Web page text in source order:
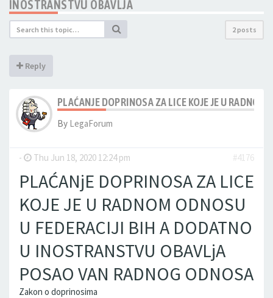
INOSTRANSTVU OBAVLJA
2 posts
Reply
PLAĆANJE DOPRINOSA ZA LICE KOJE JE U
By LegaForum
- Thu Jun 18, 2020 12:24 pm #4176
PLAĆANjE DOPRINOSA ZA LICE
KOJE JE U RADNOM ODNOSU
U FEDERACIJI BIH A DODATNO
U INOSTRANSTVU OBAVLjA
POSAO VAN RADNOG ODNOSA
Zakon o doprinosima